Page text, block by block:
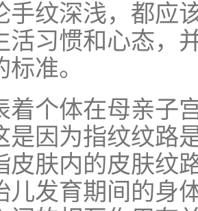
手纹深浅，都应
活习惯和心态，
准。
着个体在母亲子
是因为指纹纹路
皮肤内的皮肤纹
儿发育期间的身